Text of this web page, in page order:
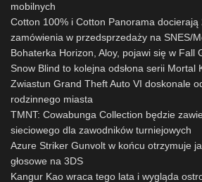
mobilnych
Cotton 100% i Cotton Panorama docierają
zamówienia w przedsprzedaży na SNES/
Bohaterka Horizon, Aloy, pojawi się w Fall
Snow Blind to kolejna odsłona serii Mortal
Zwiastun Grand Theft Auto VI doskonale
rodzinnego miasta
TMNT: Cowabunga Collection będzie
sieciowego dla zawodników turniejowych
Azure Striker Gunvolt w końcu otrzymuje
głosowe na 3DS
Kangur Kao wraca tego lata i wygląda